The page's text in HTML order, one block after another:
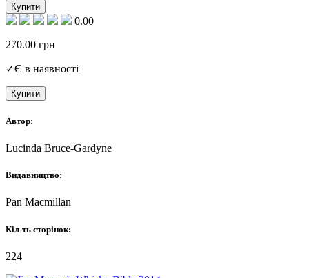
Купити
0.00
270.00 грн
✓Є в наявності
Купити
Автор:
Lucinda Bruce-Gardyne
Видавництво:
Pan Macmillan
Кіл-ть сторінок:
224